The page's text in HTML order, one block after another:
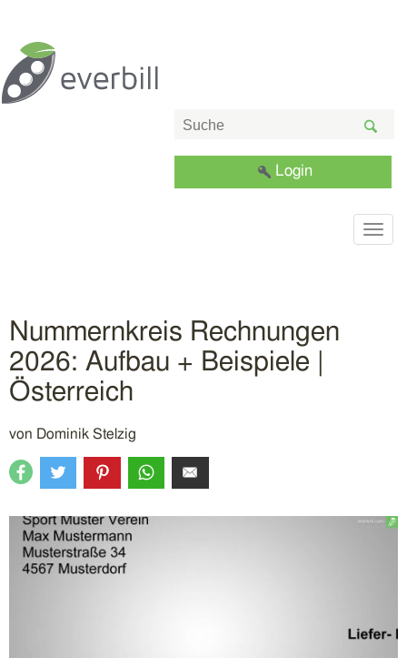
Login
Nummernkreis Rechnungen
2026: Aufbau + Beispiele |
Österreich
von Dominik Stelzig